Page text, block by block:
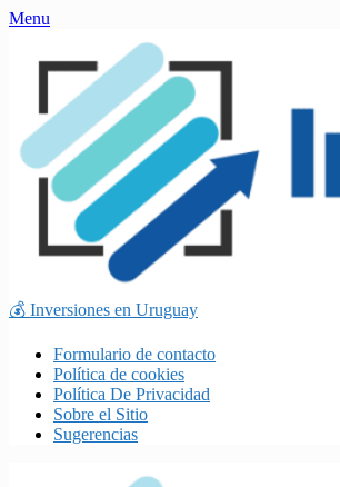
Skip
content
Menu
💰 Inversiones en Uruguay
Formulario de contacto
Política de cookies
Política De Privacidad
Sobre el Sitio
Sugerencias